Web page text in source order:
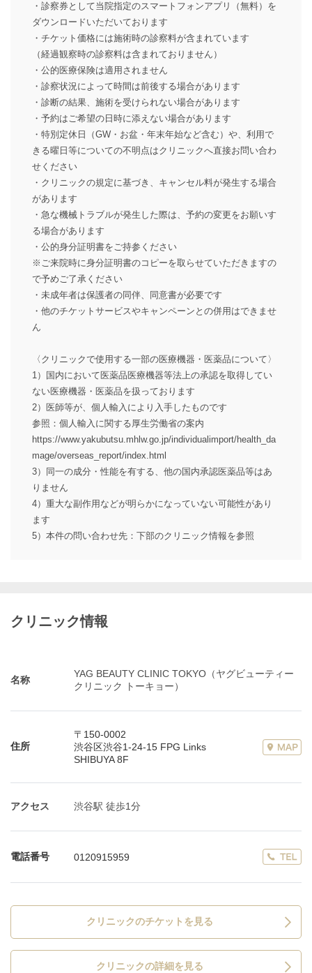
・診察券として当院指定のスマートフォンアプリ（無料）を
ダウンロードいただいております
・チケット価格には施術時の診察料が含まれています
（経過観察時の診察料は含まれておりません）
・公的医療保険は適用されません
・診察状況によって時間は前後する場合があります
・診断の結果、施術を受けられない場合があります
・予約はご希望の日時に添えない場合があります
・特別定休日（GW・お盆・年末年始など含む）や、利用で
きる曜日等についての不明点はクリニックへ直接お問い合わ
せください
・クリニックの規定に基づき、キャンセル料が発生する場合
があります
・急な機械トラブルが発生した際は、予約の変更をお願いす
る場合があります
・公的身分証明書をご持参ください
※ご来院時に身分証明書のコピーを取らせていただきますの
で予めご了承ください
・未成年者は保護者の同伴、同意書が必要です
・他のチケットサービスやキャンペーンとの併用はできませ
ん
〈クリニックで使用する一部の医療機器・医薬品について〉
1）国内において医薬品医療機器等法上の承認を取得してい
ない医療機器・医薬品を扱っております
2）医師等が、個人輸入により入手したものです
参照：個人輸入に関する厚生労働省の案内
https://www.yakubutsu.mhlw.go.jp/individualimport/health_da
mage/overseas_report/index.html
3）同一の成分・性能を有する、他の国内承認医薬品等はあ
りません
4）重大な副作用などが明らかになっていない可能性があり
ます
5）本件の問い合わせ先：下部のクリニック情報を参照
クリニック情報
名称
YAG BEAUTY CLINIC TOKYO（ヤグビューティー
クリニック トーキョー）
住所
〒150-0002
渋谷区渋谷1-24-15 FPG Links
SHIBUYA 8F
アクセス 渋谷駅 徒歩1分
電話番号 0120915959
クリニックのチケットを見る
クリニックの詳細を見る